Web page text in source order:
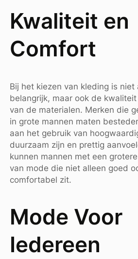
Kwaliteit en
Comfort
Bij het kiezen van kleding is niet
belangrijk, maar ook de
van de materialen. Merken die
in grote mannen maten
aan het gebruik van
duurzaam zijn en prettig
kunnen mannen met een
van mode die niet alleen goed
comfortabel zit.
Mode Voor
Iedereen